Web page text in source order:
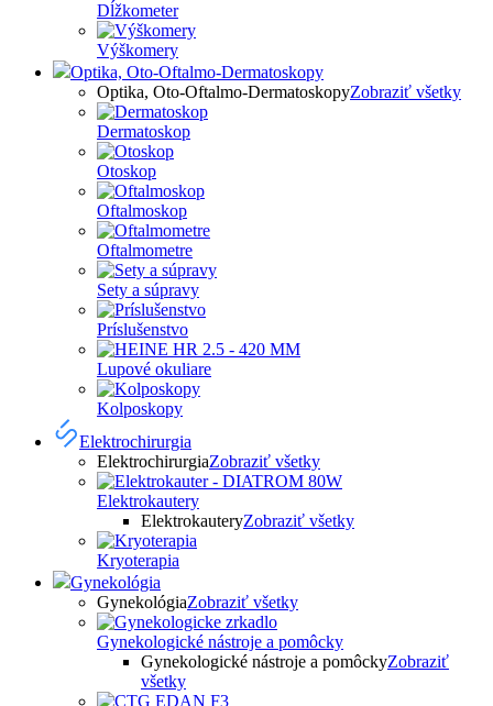
Dĺžkometer
Výškomery
Optika, Oto-Oftalmo-Dermatoskopy
Optika, Oto-Oftalmo-DermatoskopyZobraziť všetky
Dermatoskop
Otoskop
Oftalmoskop
Oftalmometre
Sety a súpravy
Príslušenstvo
Lupové okuliare
Kolposkopy
Elektrochirurgia
ElektrochirurgiaZobraziť všetky
Elektrokautery
ElektrokauteryZobraziť všetky
Kryoterapia
Gynekológia
GynekológiaZobraziť všetky
Gynekologické nástroje a pomôcky
Gynekologické nástroje a pomôckyZobraziť
všetky